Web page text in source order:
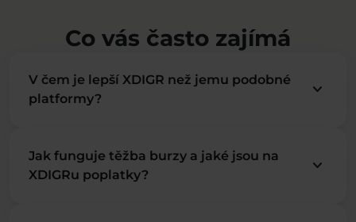
Co vás často zajímá
V čem je lepší XDIGR než jemu podobné
platformy?
keyboard_arrow_down
Jak funguje těžba burzy a jaké jsou na
XDIGRu poplatky?
keyboard_arrow_down